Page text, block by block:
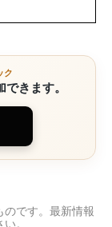
ク
きます。
のです。最新情報
。